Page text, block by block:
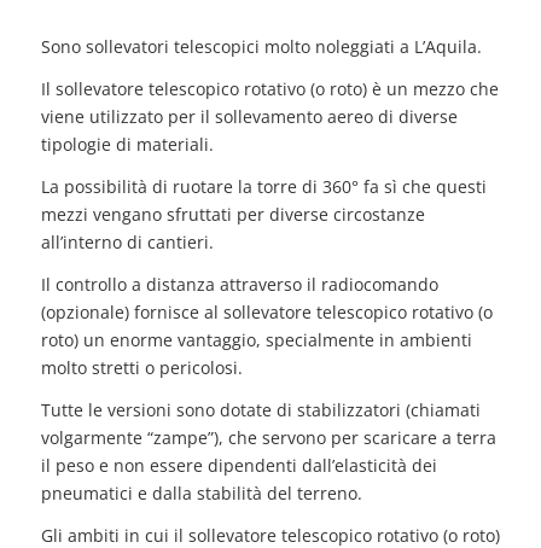
Sono sollevatori telescopici molto noleggiati a L’Aquila.
Il sollevatore telescopico rotativo (o roto) è un mezzo che
viene utilizzato per il sollevamento aereo di diverse
tipologie di materiali.
La possibilità di ruotare la torre di 360° fa sì che questi
mezzi vengano sfruttati per diverse circostanze
all’interno di cantieri.
Il controllo a distanza attraverso il radiocomando
(opzionale) fornisce al sollevatore telescopico rotativo (o
roto) un enorme vantaggio, specialmente in ambienti
molto stretti o pericolosi.
Tutte le versioni sono dotate di stabilizzatori (chiamati
volgarmente “zampe”), che servono per scaricare a terra
il peso e non essere dipendenti dall’elasticità dei
pneumatici e dalla stabilità del terreno.
Gli ambiti in cui il sollevatore telescopico rotativo (o roto)